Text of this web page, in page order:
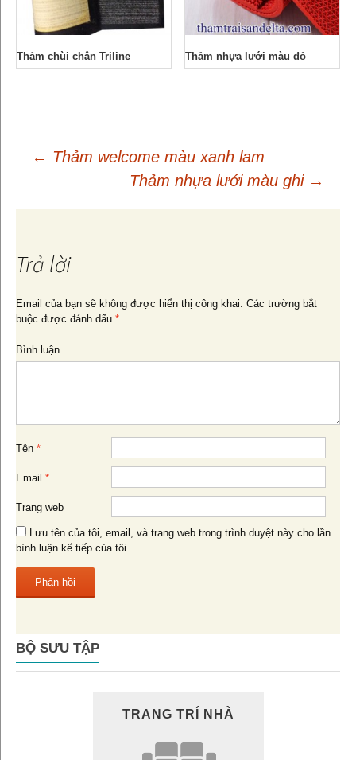
Thảm chùi chân Triline Thảm nhựa lưới màu đỏ
hướng
bài
viết
← Thảm welcome màu xanh lam
Thảm nhựa lưới màu ghi →
Trả lời
Email của bạn sẽ không được hiển thị công khai. Các trường bắt
buộc được đánh dấu *
Bình luận
Tên *
Email *
Trang web
Lưu tên của tôi, email, và trang web trong trình duyệt này cho lần
bình luận kế tiếp của tôi.
BỘ SƯU TẬP
TRANG TRÍ NHÀ